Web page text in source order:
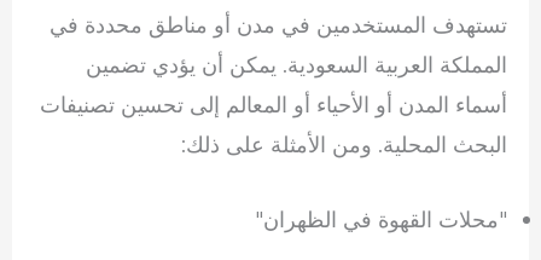
تستهدف المستخدمين في مدن أو مناطق محددة في
المملكة العربية السعودية. يمكن أن يؤدي تضمين
أسماء المدن أو الأحياء أو المعالم إلى تحسين تصنيفات
البحث المحلية. ومن الأمثلة على ذلك:
"محلات القهوة في الظهران"